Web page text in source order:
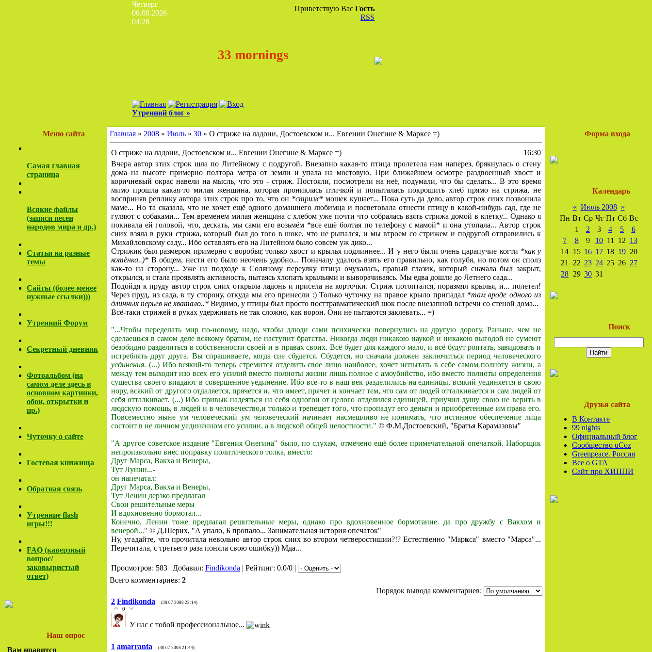
Четверг
06.08.2026
04:28
Приветствую Вас Гость
RSS
33 mornings
Утренний блог »
Меню сайта
Самая главная
страница
Всякие файлы
(записи песен
народов мира и др.)
Cтатьи на разные
темы
Сайты (более-менее
нужные ссылки)))
Утренний Форум
Секретный дневник
Фотоальбом (на
самом деле здесь в
основном картинки,
обои, открытки и
пр.)
Чуточку о сайте
Гостевая книжища
Обратная связь
Утренние flash
игры!!!
FAQ (каверзный
вопрос/
заковыристый
ответ)
Наш опрос
Вам нравится
Главная » 2008 » Июль » 30 » О стриже на ладони, Достоевском и... Евгении Онегине & Марксе =)
О стриже на ладони, Достоевском и... Евгении Онегине & Марксе =)
16:30
Вчера автор этих строк шла по Литейному с подругой. Внезапно какая-то птица пролетела нам наперез, брякнулась о стену
дома на высоте примерно полтора метра от земли и упала на мостовую. При ближайшем осмотре раздвоенный хвост и
коричневый окрас навели на мысль, что это - стриж. Постояли, посмотрели на неё, подумали, что бы сделать... В это время
мимо прошла какая-то милая женщина, которая прониклась птичкой и попыталась покрошить хлеб прямо на стрижа, не
восприняв реплику автора этих строк про то, что он *стриж* мошек кушает... Пока суть да дело, автор строк сиих позвонила
маме... Но та сказала, что не хочет ещё одного домашнего любимца и посветовала отнести птицу в какой-нибудь сад, где не
гуляют с собаками... Тем временем милая женщина с хлебом уже почти что собралась взять стрижа домой в клетку... Однако я
покивала ей головой, что, дескать, мы сами его возьмём *все ещё болтая по телефону с мамой* и она утопала... Автор строк
сиих взяла в руки стрижа, который был до того в шоке, что не рыпался, и мы втроем со стрижем и подругой отправились к
Михайловскому саду... Ибо оставлять его на Литейном было совсем уж дико...
Стрижик был размером примерно с воробья; только хвост и крылья подлиннее... И у него были очень царапучие когти *как у
котёнка..)* В общем, нести его было неочень удобно... Поначалу удалось взять его правильно, как голубя, но потом он сполз
как-то на сторону... Уже на подходе к Соляному переулку птица очухалась, правый глазик, который сначала был закрыт,
открылся, и стала проявлять активность, пытаясь хлопать крыльями и выворачиваясь. Мы едва дошли до Летнего сада...
Подойдя к пруду автор строк сиих открыла ладонь и присела на корточки. Стриж потоптался, поразмял крылья, и... полетел!
Через пруд, из сада, в ту сторону, откуда мы его принесли :) Только чуточку на правое крыло припадал *там вроде одного из
длинных перьев не хватало..* Видимо, у птицы был просто посттравматический шок после внезапной встречи со стеной дома...
Всё-таки стрижей в руках удерживать не так сложно, как ворон. Они не пытаются заклевать... =)
"...Чтобы переделать мир по-новому, надо, чтобы длюди сами психически повернулись на другую дорогу. Раньше, чем не
сделаешься в самом деле всякому братом, не наступит братства. Никогда люди никакою наукой и никакою выгодой не сумеют
безобидно разделиться в собственности своей и в правах своих. Всё будет для каждого мало, и всё будут роптать, завидовать и
истреблять друг друга. Вы спрашиваете, когда сие сбудется. Сбудется, но сначала должен заключиться период человеческого
уединения. (...) Ибо всякий-то теперь стремится отделить свое лицо наиболее, хочет испытать в себе самом полноту жизни, а
между тем выходит изо всех его усилий вместо полноты жизни лишь полное с амоубийство, ибо вместо полноты определения
существа своего впадают в совершенное уединение. Ибо все-то в наш век разделились на единицы, всякий уединяется в свою
нору, всякий от другого отдаляется, прячется и, что имеет, прячет и кончает тем, что сам от людей отталкивается и сам людей от
себя отталкивает. (...) Ибо привык надеяться на себя одногои от целого отделился единицей, приучил душу свою не верить в
людскую помощь, в людей и в человечество,и только и трепещет того, что пропадут его деньги и приобретенные им права его.
Повсеместно ныне ум человеческий ум человеческий начинает насмешливо не понимать, что истинное обеспечение лица
состоит в не личном уединенном его усилии, а в людской общей целостности." © Ф.М.Достоевский, "Братья Карамазовы"
"А другое советское издание "Евгения Онегина" было, по слухам, отмечено ещё более примечательной опечаткой. Наборщик
непроизвольно внес поправку политического толка, вместо:
Друг Марса, Вакха и Венеры,
Тут Лунин...-
он напечатал:
Друг Марса, Вакха и Венеры,
Тут Ленин дерзко предлагал
Свои решительные меры
И вдохновенно бормотал...
Конечно, Ленин тоже предлагал решительные меры, однако про вдохновенное бормотание. да про дружбу с Вакхом и
венерой..." © Д.Шерих, "А упало, Б пропало... Занимательная история опечаток"
Ну, угадайте, что прочитала невольно автор строк сиих во втором четверостишии?!? Естественно "Маркса" вместо "Марса"...
Перечитала, с третьего раза поняла свою ошибку)) Мда...
Просмотров: 583 | Добавил: Findikonda | Рейтинг: 0.0/0 |
Всего комментариев: 2
Порядок вывода комментариев:
2 Findikonda (30.07.2008 22:14)
0
У нас с тобой профессиональное...
1 amarranta (30.07.2008 21:44)
Форма входа
Календарь
« Июль 2008 »
Пн Вт Ср Чт Пт Сб Вс
1
2 3 4 5
6
7
8 9 10 11 12 13
14 15 16 17 18 19 20
21
22 23 24 25 26 27
28 29 30 31
Поиск
Друзья сайта
В Контакте
99 nights
Официальный блог
Сообщество uCoz
Greenpeace. Россия
Все o GTA
Сайт про ХИППИ